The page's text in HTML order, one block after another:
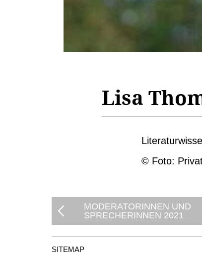
Lisa
© Foto:
MODERATORINNEN UND
SPRECHERINNEN 2021
SITEMAP